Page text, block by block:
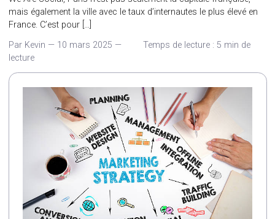
Avec plus de 5,5 millions d’internautes actifs selon la
We Are Social, Paris n’est pas seulement la capitale
France. C’est pour […]
Par Kevin—10 mars 2025— Temps de lecture : 5 min
lecture